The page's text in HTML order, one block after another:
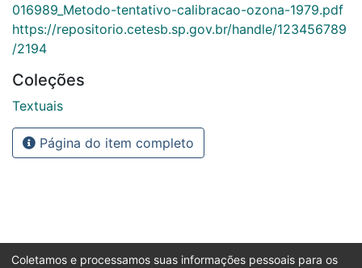
016989_Metodo-tentativo-calibracao-ozona-1979.pdf
https://repositorio.cetesb.sp.gov.br/handle/123456789
/2194
Coleções
Textuais
Página do item completo
Coletamos e processamos suas informações pessoais para os